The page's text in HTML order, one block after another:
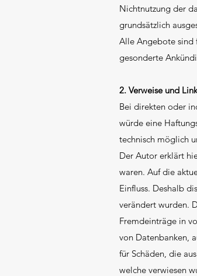
Nichtnutzung der
grundsätzlich
Alle Angebote sind
gesonderte
2. Verweise und
Bei direkten oder
würde eine
technisch möglich
Der Autor erklärt
waren. Auf die
Einfluss. Deshalb
verändert wurden.
Fremdeinträge in
von Datenbanken,
für Schäden, die
welche verwiesen